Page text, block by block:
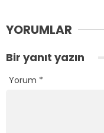
YORUMLAR
Bir yanıt yazın
Yorum *